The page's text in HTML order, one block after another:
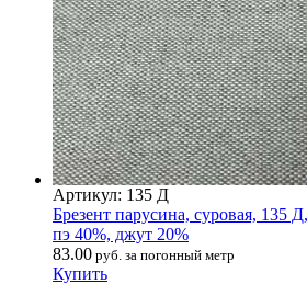
Артикул: 135 Д
Брезент парусина, суровая, 135
пэ 40%, джут 20%
83.00 руб. за погонный метр
Купить